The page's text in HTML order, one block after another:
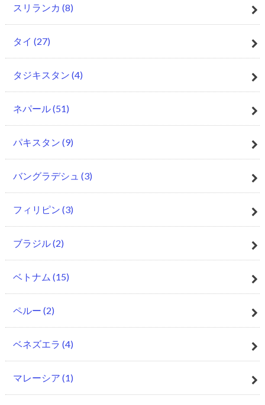
スリランカ (8)
タイ (27)
タジキスタン (4)
ネパール(51)
パキスタン (9)
バングラデシュ (3)
フィリピン (3)
ブラジル(2)
ベトナム (15)
ペルー (2)
ベネズエラ (4)
マレーシア (1)